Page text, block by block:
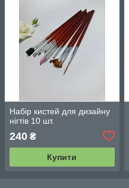
Набір кистей для дизайну
нігтів 10 шт.
240 ₴
Купити